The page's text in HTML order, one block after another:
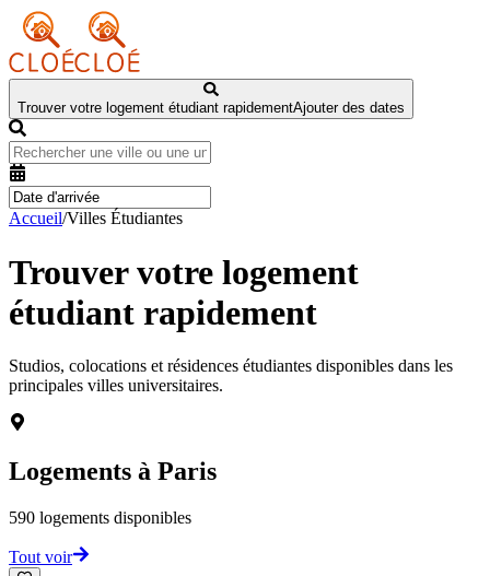
Trouver votre logement étudiant rapidementAjouter des dates
Accueil/Villes Étudiantes
Trouver votre logement
étudiant rapidement
Studios, colocations et résidences étudiantes disponibles dans les
principales villes universitaires.
Logements à Paris
590 logements disponibles
Tout voir